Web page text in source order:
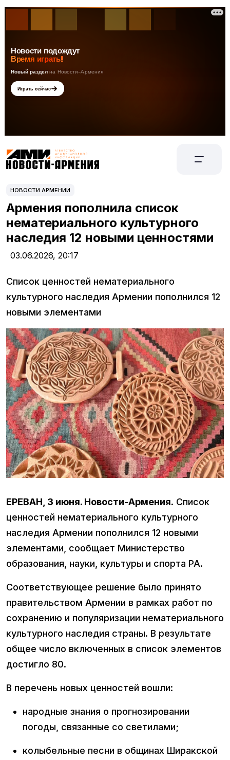
НОВОСТИ АРМЕНИИ
Армения пополнила список
нематериального культурного
наследия 12 новыми ценностями
03.06.2026, 20:17
Список ценностей нематериального
культурного наследия Армении пополнился 12
новыми элементами
ЕРЕВАН, 3 июня. Новости-Армения. Список
ценностей нематериального культурного
наследия Армении пополнился 12 новыми
элементами, сообщает Министерство
образования, науки, культуры и спорта РА.
Соответствующее решение было принято
правительством Армении в рамках работ по
сохранению и популяризации нематериального
культурного наследия страны. В результате
общее число включенных в список элементов
достигло 80.
В перечень новых ценностей вошли:
народные знания о прогнозировании
погоды, связанные со светилами;
колыбельные песни в общинах Ширакской